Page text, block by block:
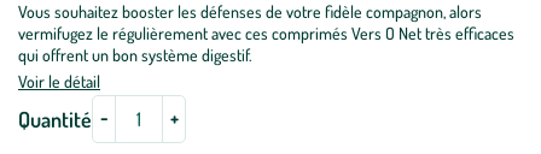
Vous souhaitez booster les défenses de votre fidèle compagnon, alors
vermifugez le régulièrement avec ces comprimés Vers O Net très efficaces
qui offrent un bon système digestif.
Voir le détail
Quantité - +